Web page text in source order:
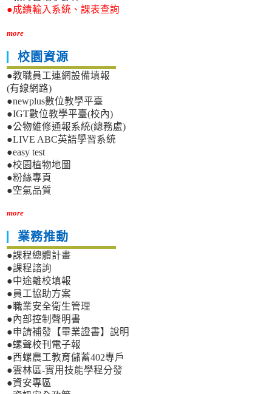
●成績輸入系統、課表查詢
more
校園資源
●教職員工連網設備填報
(有線網路)
●newplus數位教學平臺
●IGT數位教學平臺(校內)
●公物維修通報系統(總務處)
●LIVE ABC英語學習系統
●easy test
●校園植物地圖
●粉絲專頁
●空氣品質
more
業務推動
●課程總體計畫
●課程諮詢
●中途離校填報
●員工協助方案
●職業安全衛生管理
●內部控制聲明書
●申請補發【畢業證書】說明
●螺聲校刊電子報
●西螺農工教育儲蓄402專戶
●雲林區-實用技能學程分發
●資安專區